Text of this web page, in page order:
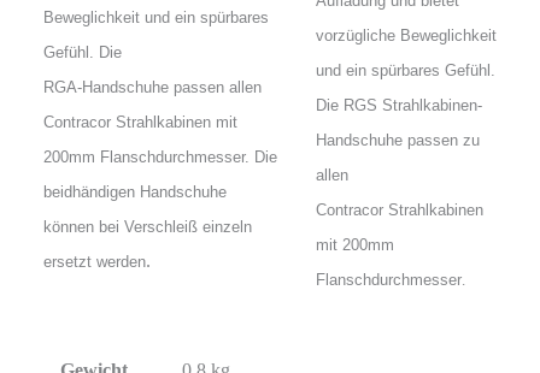
Beweglichkeit und ein spürbares
Gefühl. Die
RGA-Handschuhe passen allen
Contracor Strahlkabinen mit
200mm Flanschdurchmesser. Die
beidhändigen Handschuhe
können bei Verschleiß einzeln
ersetzt werden.
vorzügliche Beweglichkeit
und ein spürbares Gefühl.
Die RGS Strahlkabinen-
Handschuhe passen zu
allen
Contracor Strahlkabinen
mit 200mm
Flanschdurchmesser